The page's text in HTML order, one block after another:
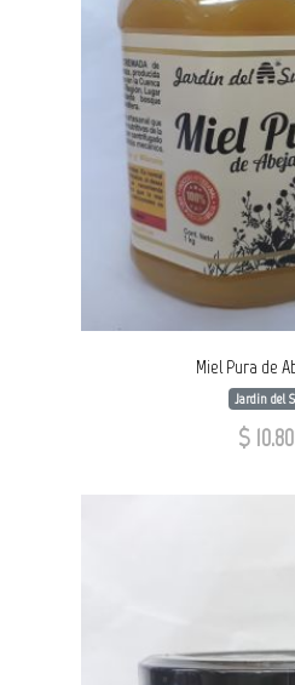
Miel Pura de
Jardin del
$